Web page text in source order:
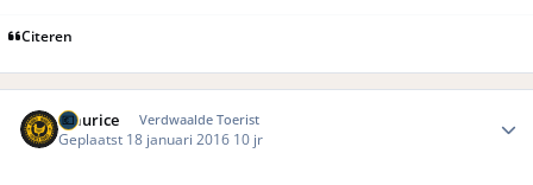
Citeren
Maurice Verdwaalde Toerist
Geplaatst 18 januari 2016 10 jr